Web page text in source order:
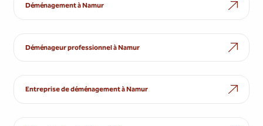
Déménagement à Namur
Déménageur professionnel à Namur
Entreprise de déménagement à Namur